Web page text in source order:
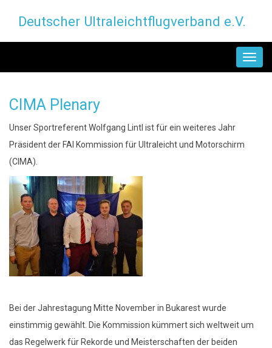
Inhalt
Deutscher Ultraleichtflugverband e.V.
CIMA Plenary
Unser Sportreferent Wolfgang Lintl ist für ein weiteres Jahr
Präsident der FAI Kommission für Ultraleicht und Motorschirm
(CIMA).
Bei der Jahrestagung Mitte November in Bukarest wurde
einstimmig gewählt. Die Kommission kümmert sich weltweit um
das Regelwerk für Rekorde und Meisterschaften der beiden